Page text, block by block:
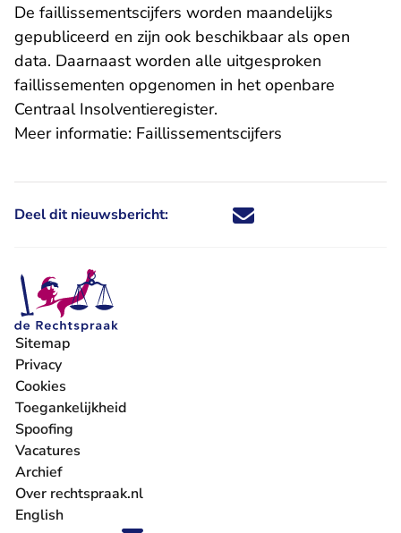
De faillissementscijfers worden maandelijks
gepubliceerd en zijn ook beschikbaar als open
data. Daarnaast worden alle uitgesproken
faillissementen opgenomen in het openbare
Centraal Insolventieregister- U verlaat
.
Meer informatie: Faillissementscijfers
Deel dit nieuwsbericht: Deel dit nieuwsbericht via X -
Deel dit nieuwsbericht via
Deel dit nieuwsbericht
Deel dit
Sitemap
Privacy
Cookies
Toegankelijkheid
Spoofing
Vacatures
- U verlaat Rechtspraak.nl
Archief
Over rechtspraak.nl
English